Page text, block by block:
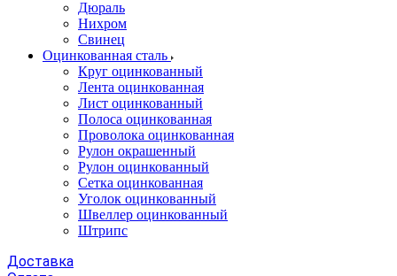
Дюраль
Нихром
Свинец
Оцинкованная сталь
Круг оцинкованный
Лента оцинкованная
Лист оцинкованный
Полоса оцинкованная
Проволока оцинкованная
Рулон окрашенный
Рулон оцинкованный
Сетка оцинкованная
Уголок оцинкованный
Швеллер оцинкованный
Штрипс
Доставка